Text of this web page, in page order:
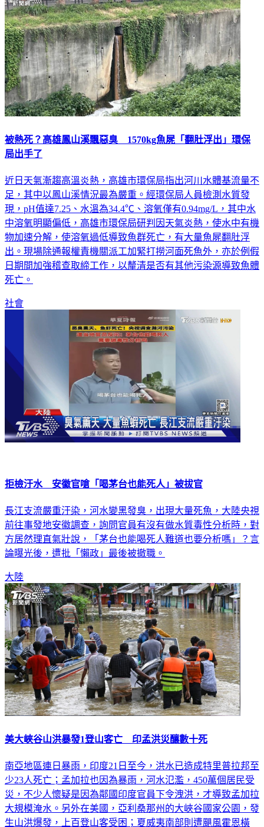
被熱死？高雄鳳山溪飄惡臭 1570kg魚屍「翻肚浮出」環保
局出手了
近日天氣漸趨高溫炎熱，高雄市環保局指出河川水體基流量不
足，其中以鳳山溪情況最為嚴重。經環保局人員檢測水質發
現，pH值達7.25、水溫為34.4℃、溶氧僅有0.94mg/L，其中水
中溶氧明顯偏低，高雄市環保局研判因天氣炎熱，使水中有機
物加速分解，使溶氧過低導致魚群死亡，有大量魚屍翻肚浮
出。現場除通報權責機關派工加緊打撈河面死魚外，亦於例假
日期間加強稽查取締工作，以釐清是否有其他污染源導致魚體
死亡。
社會
拒檢汙水 安徽官嗆「喝茅台也能死人」被拔官
長江支流嚴重汙染，河水變黑發臭，出現大量死魚，大陸央視
前往事發地安徽調查，詢問官員有沒有做水質毒性分析時，對
方居然理直氣壯說，「茅台也能喝死人難道也要分析嗎」？言
論曝光後，遭批「懶政」最後被撤職。
大陸
美大峽谷山洪暴發1登山客亡 印孟洪災釀數十死
南亞地區連日暴雨，印度21日至今，洪水已造成特里普拉邦至
少23人死亡；孟加拉也因為暴雨，河水氾濫，450萬個居民受
災，不少人懷疑是因為鄰國印度官員下令洩洪，才導致孟加拉
大規模淹水。另外在美國，亞利桑那州的大峽谷國家公園，發
生山洪爆發，上百登山客受困；夏威夷南部則遭颶風霍恩橫